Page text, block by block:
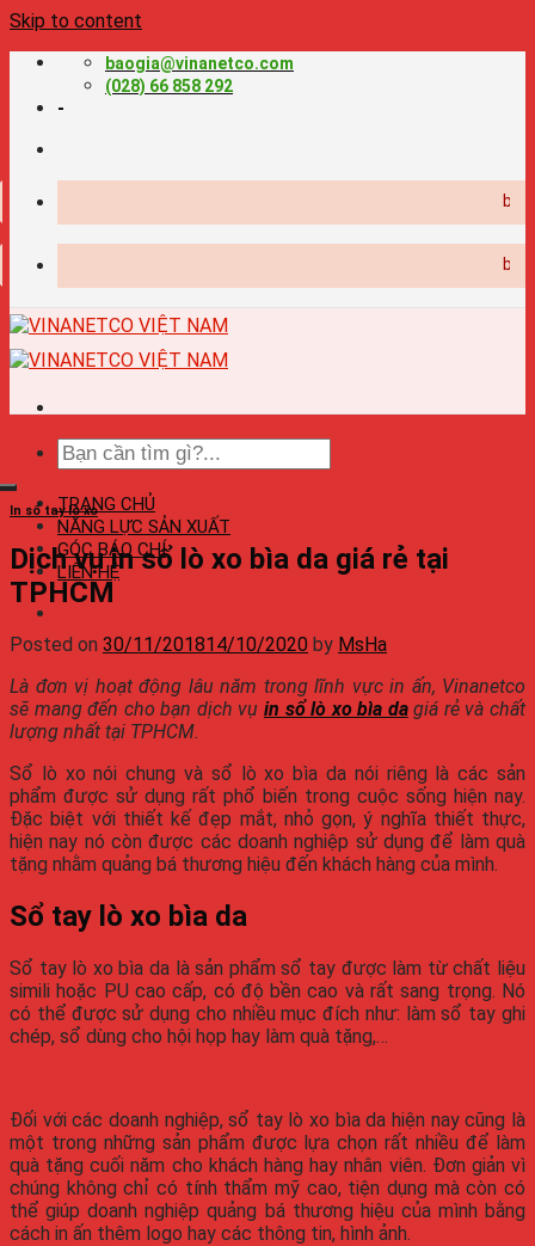
Skip to content
baogia@vinanetco.com
(028) 66 858 292
-
TRANG CHỦ
NĂNG LỰC SẢN XUẤT
GÓC BÁO CHÍ
LIÊN HỆ
In sổ tay lò xo
Dịch vụ in sổ lò xo bìa da giá rẻ tại
TPHCM
Posted on 30/11/201814/10/2020 by MsHa
Là đơn vị hoạt động lâu năm trong lĩnh vực in ấn, Vinanetco
sẽ mang đến cho bạn dịch vụ in sổ lò xo bìa dagiá rẻ và chất
lượng nhất tại TPHCM.
Sổ lò xo nói chung và sổ lò xo bìa da nói riêng là các sản
phẩm được sử dụng rất phổ biến trong cuộc sống hiện nay.
Đặc biệt với thiết kế đẹp mắt, nhỏ gọn, ý nghĩa thiết thực,
hiện nay nó còn được các doanh nghiệp sử dụng để làm quà
tặng nhằm quảng bá thương hiệu đến khách hàng của mình.
Sổ tay lò xo bìa da
Sổ tay lò xo bìa da là sản phẩm sổ tay được làm từ chất liệu
simili hoặc PU cao cấp, có độ bền cao và rất sang trọng. Nó
có thể được sử dụng cho nhiều mục đích như: làm sổ tay ghi
chép, sổ dùng cho hội họp hay làm quà tặng,…
Đối với các doanh nghiệp, sổ tay lò xo bìa da hiện nay cũng là
một trong những sản phẩm được lựa chọn rất nhiều để làm
quà tặng cuối năm cho khách hàng hay nhân viên. Đơn giản vì
chúng không chỉ có tính thẩm mỹ cao, tiện dụng mà còn có
thể giúp doanh nghiệp quảng bá thương hiệu của mình bằng
cách in ấn thêm logo hay các thông tin, hình ảnh.